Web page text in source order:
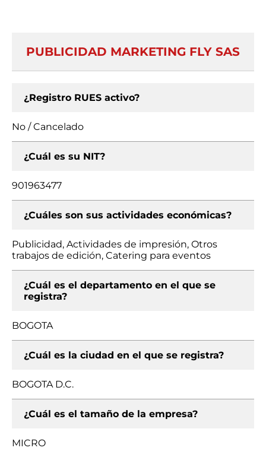
PUBLICIDAD MARKETING FLY SAS
¿Registro RUES activo?
No / Cancelado
¿Cuál es su NIT?
901963477
¿Cuáles son sus actividades económicas?
Publicidad, Actividades de impresión, Otros
trabajos de edición, Catering para eventos
¿Cuál es el departamento en el que se
registra?
BOGOTA
¿Cuál es la ciudad en el que se registra?
BOGOTA D.C.
¿Cuál es el tamaño de la empresa?
MICRO